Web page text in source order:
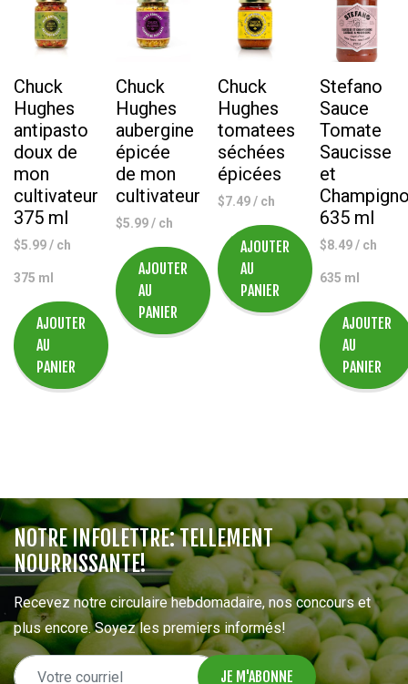
Chuck
Hughes
antipasto
doux de
mon
cultivateur
375 ml
$5.99/ ch
375 ml
AJOUTER
AU
PANIER
Chuck
Hughes
aubergine
épicée
de mon
cultivateur
$5.99/ ch
AJOUTER
AU
PANIER
Chuck
Hughes
tomatees
séchées
épicées
$7.49/ ch
AJOUTER
AU
PANIER
Stefano
Sauce
Tomate
Saucisse
et
635 ml
$8.49/ ch
635 ml
AJOUTER
AU
PANIER
NOTRE INFOLETTRE: TELLEMENT
NOURRISSANTE!
Recevez notre circulaire hebdomadaire, nos concours et
plus encore. Soyez les premiers informés!